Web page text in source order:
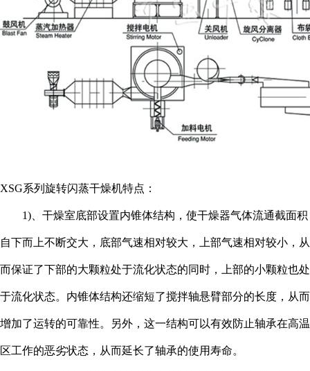
XSG系列旋转闪蒸干燥机特点：
1)、干燥室底部设置内锥体结构，使干燥器气体流通截面积
自下而上不断交大，底部气速相对较大，上部气速相对较小，从
而保证了下部的大颗粒处于流化状态的同时，上部的小颗粒也处
于流化状态。内锥体结构还缩短了搅拌轴悬臂部分的长度，从而
增加了运转的可靠性。另外，这一结构可以有效防止轴承在高温
区工作的恶劣状态，从而延长了轴承的使用寿命。